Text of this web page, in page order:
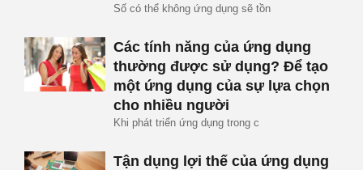
Số có thể không ứng dụng sẽ tồn
Các tính năng của ứng dụng
thường được sử dụng? Để tạo
một ứng dụng của sự lựa chọn
cho nhiều người
Khi phát triển ứng dụng trong c
Tận dụng lợi thế của ứng dụng